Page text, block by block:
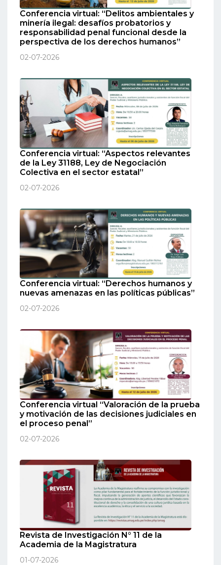
Conferencia virtual: “Delitos ambientales y
minería ilegal: desafíos probatorios y
responsabilidad penal funcional desde la
perspectiva de los derechos humanos”
02-07-2026
Conferencia virtual: “Aspectos relevantes
de la Ley 31188, Ley de Negociación
Colectiva en el sector estatal”
02-07-2026
Conferencia virtual: “Derechos humanos y
nuevas amenazas en las políticas públicas”
02-07-2026
Conferencia virtual “Valoración de la prueba
y motivación de las decisiones judiciales en
el proceso penal”
02-07-2026
Revista de Investigación N° 11 de la
Academia de la Magistratura
01-07-2026